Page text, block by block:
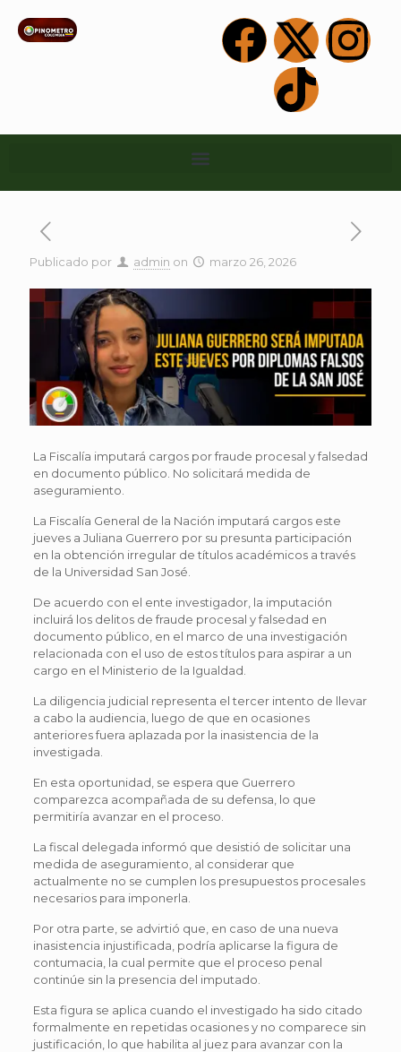
Publicado por admin on marzo 26, 2026
La Fiscalía imputará cargos por fraude procesal y falsedad
en documento público. No solicitará medida de
aseguramiento.
La Fiscalía General de la Nación imputará cargos este
jueves a Juliana Guerrero por su presunta participación
en la obtención irregular de títulos académicos a través
de la Universidad San José.
De acuerdo con el ente investigador, la imputación
incluirá los delitos de fraude procesal y falsedad en
documento público, en el marco de una investigación
relacionada con el uso de estos títulos para aspirar a un
cargo en el Ministerio de la Igualdad.
La diligencia judicial representa el tercer intento de llevar
a cabo la audiencia, luego de que en ocasiones
anteriores fuera aplazada por la inasistencia de la
investigada.
En esta oportunidad, se espera que Guerrero
comparezca acompañada de su defensa, lo que
permitiría avanzar en el proceso.
La fiscal delegada informó que desistió de solicitar una
medida de aseguramiento, al considerar que
actualmente no se cumplen los presupuestos procesales
necesarios para imponerla.
Por otra parte, se advirtió que, en caso de una nueva
inasistencia injustificada, podría aplicarse la figura de
contumacia, la cual permite que el proceso penal
continúe sin la presencia del imputado.
Esta figura se aplica cuando el investigado ha sido citado
formalmente en repetidas ocasiones y no comparece sin
justificación, lo que habilita al juez para avanzar con la